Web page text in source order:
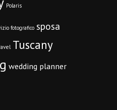
Polaris
fotografico sposa
Tuscany
wedding planner